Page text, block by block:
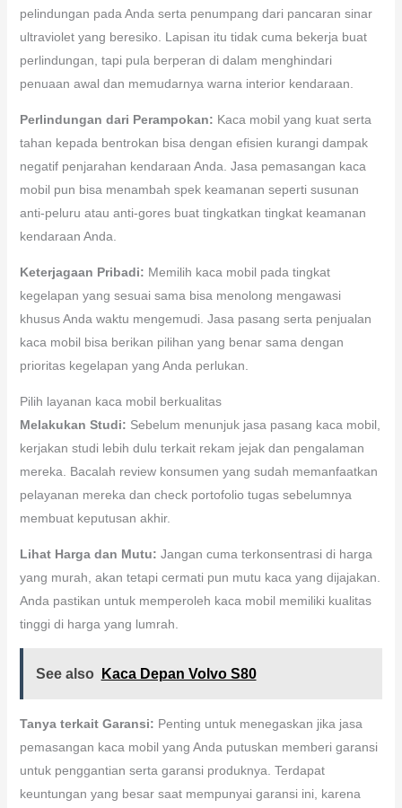
pelindungan pada Anda serta penumpang dari pancaran sinar
ultraviolet yang beresiko. Lapisan itu tidak cuma bekerja buat
perlindungan, tapi pula berperan di dalam menghindari
penuaan awal dan memudarnya warna interior kendaraan.
Perlindungan dari Perampokan: Kaca mobil yang kuat serta
tahan kepada bentrokan bisa dengan efisien kurangi dampak
negatif penjarahan kendaraan Anda. Jasa pemasangan kaca
mobil pun bisa menambah spek keamanan seperti susunan
anti-peluru atau anti-gores buat tingkatkan tingkat keamanan
kendaraan Anda.
Keterjagaan Pribadi: Memilih kaca mobil pada tingkat
kegelapan yang sesuai sama bisa menolong mengawasi
khusus Anda waktu mengemudi. Jasa pasang serta penjualan
kaca mobil bisa berikan pilihan yang benar sama dengan
prioritas kegelapan yang Anda perlukan.
Pilih layanan kaca mobil berkualitas
Melakukan Studi: Sebelum menunjuk jasa pasang kaca mobil,
kerjakan studi lebih dulu terkait rekam jejak dan pengalaman
mereka. Bacalah review konsumen yang sudah memanfaatkan
pelayanan mereka dan check portofolio tugas sebelumnya
membuat keputusan akhir.
Lihat Harga dan Mutu: Jangan cuma terkonsentrasi di harga
yang murah, akan tetapi cermati pun mutu kaca yang dijajakan.
Anda pastikan untuk memperoleh kaca mobil memiliki kualitas
tinggi di harga yang lumrah.
See also Kaca Depan Volvo S80
Tanya terkait Garansi: Penting untuk menegaskan jika jasa
pemasangan kaca mobil yang Anda putuskan memberi garansi
untuk penggantian serta garansi produknya. Terdapat
keuntungan yang besar saat mempunyai garansi ini, karena